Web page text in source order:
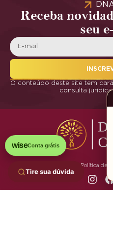
Receba
seu
O conteúdo deste site tem
consulta
Política de
wiseConta grátis
Tire sua dúvida